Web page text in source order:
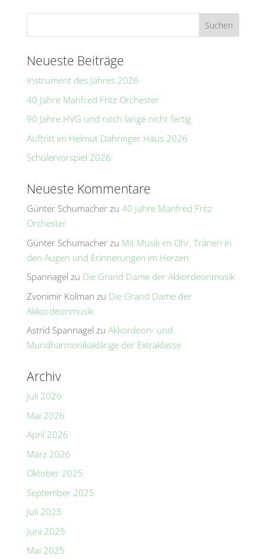
r
a
t
v
e
:
Neueste Beiträge
Instrument des Jahres 2026
40 Jahre Manfred Fritz Orchester
90 Jahre HVG und noch lange nicht fertig
Auftritt im Helmut Dahringer Haus 2026
Schülervorspiel 2026
Neueste Kommentare
Günter Schumacherzu 40 Jahre Manfred Fritz
Orchester
Günter Schumacherzu Mit Musik im Ohr, Tränen in
den Augen und Erinnerungen im Herzen
Spannagel zu Die Grand Dame der Akkordeonmusik
Zvonimir Kolman zu Die Grand Dame der
Akkordeonmusik
Astrid Spannagel zu Akkordeon- und
Mundharmonikaklänge der Extraklasse
Archiv
Juli 2026
Mai 2026
April 2026
März 2026
Oktober 2025
September 2025
Juli 2025
Juni 2025
Mai 2025